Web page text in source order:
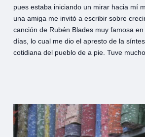
pues estaba iniciando un mirar hacia mí
una amiga me invitó a escribir sobre
canción de Rubén Blades muy famosa
días, lo cual me dio el apresto de la
cotidiana del pueblo de a pie. Tuve